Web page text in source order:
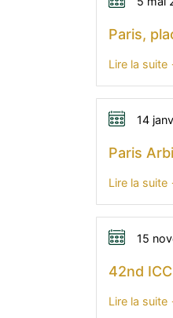
|
Paris,
Lire la suite:
14
Paris
Lire la suite:
15
42nd
Lire la suite: